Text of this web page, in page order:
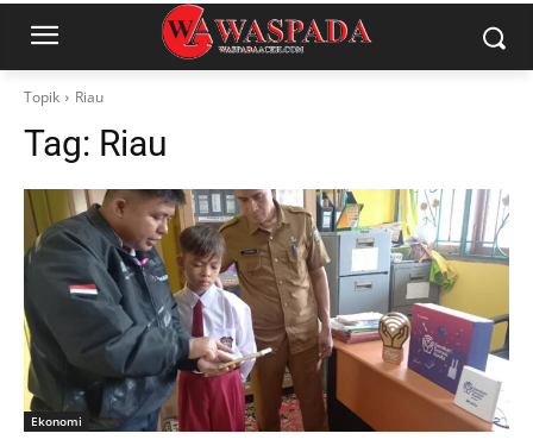
Topik Riau
Tag: Riau
Ekonomi